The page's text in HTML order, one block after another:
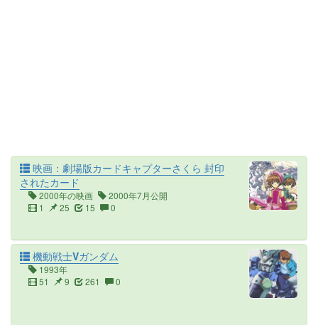
映画：劇場版カードキャプターさくら 封印
されたカード
2000年の映画
2000年7月公開
1
25 15 0
機動戦士Vガンダム
1993年
51
9 261 0